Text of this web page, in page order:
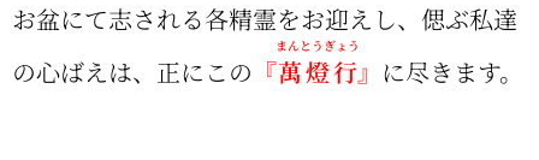
お盆にて志される各精霊をお迎えし、偲ぶ私達
の心ばえは、正にこの 『萬燈行
まんとうぎょう
』 に尽きます。